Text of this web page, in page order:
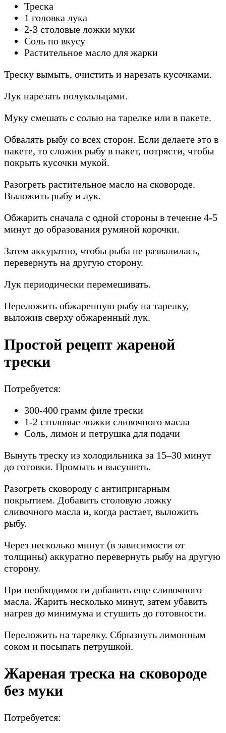
Треска
1 головка лука
2-3 столовые ложки муки
Соль по вкусу
Растительное масло для жарки
Треску вымыть, очистить и нарезать кусочками.
Лук нарезать полукольцами.
Муку смешать с солью на тарелке или в пакете.
Обвалять рыбу со всех сторон. Если делаете это в
пакете, то сложив рыбу в пакет, потрясти, чтобы
покрыть кусочки мукой.
Разогреть растительное масло на сковороде.
Выложить рыбу и лук.
Обжарить сначала с одной стороны в течение 4-5
минут до образования румяной корочки.
Затем аккуратно, чтобы рыба не развалилась,
перевернуть на другую сторону.
Лук периодически перемешивать.
Переложить обжаренную рыбу на тарелку,
выложив сверху обжаренный лук.
Простой рецепт жареной
трески
Потребуется:
300-400 грамм филе трески
1-2 столовые ложки сливочного масла
Соль, лимон и петрушка для подачи
Вынуть треску из холодильника за 15–30 минут
до готовки. Промыть и высушить.
Разогреть сковороду с антипригарным
покрытием. Добавить столовую ложку
сливочного масла и, когда растает, выложить
рыбу.
Через несколько минут (в зависимости от
толщины) аккуратно перевернуть рыбу на другую
сторону.
При необходимости добавить еще сливочного
масла. Жарить несколько минут, затем убавить
нагрев до минимума и стушить до готовности.
Переложить на тарелку. Сбрызнуть лимонным
соком и посыпать петрушкой.
Жареная треска на сковороде
без муки
Потребуется: